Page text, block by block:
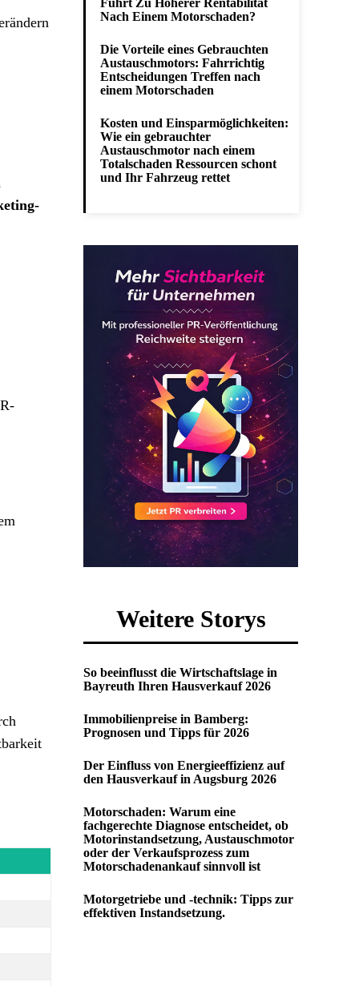
Führt Zu Höherer Rentabilität
Nach Einem Motorschaden?
Die Vorteile eines Gebrauchten
Austauschmotors: Fahrrichtig
Entscheidungen Treffen nach
einem Motorschaden
Kosten und Einsparmöglichkeiten:
Wie ein gebrauchter
Austauschmotor nach einem
Totalschaden Ressourcen schont
und Ihr Fahrzeug rettet
Weitere Storys
So beeinflusst die Wirtschaftslage in
Bayreuth Ihren Hausverkauf 2026
Immobilienpreise in Bamberg:
Prognosen und Tipps für 2026
Der Einfluss von Energieeffizienz auf
den Hausverkauf in Augsburg 2026
Motorschaden: Warum eine
fachgerechte Diagnose entscheidet, ob
Motorinstandsetzung, Austauschmotor
oder der Verkaufsprozess zum
Motorschadenankauf sinnvoll ist
Motorgetriebe und -technik: Tipps zur
effektiven Instandsetzung.